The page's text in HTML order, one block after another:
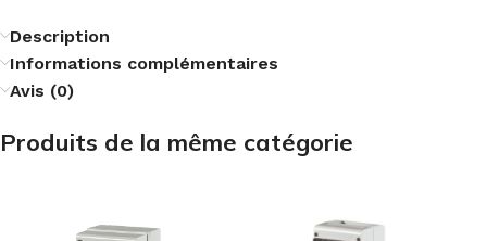
Description
Informations complémentaires
Avis (0)
Produits de la même catégorie